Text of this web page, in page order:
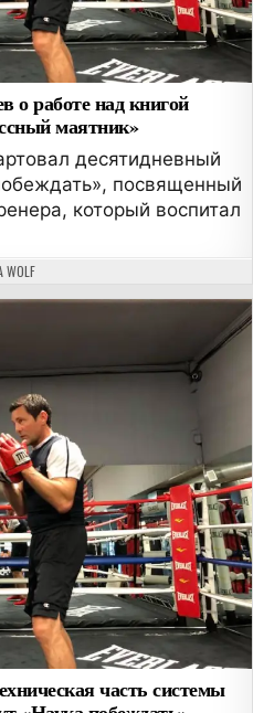
о работе над книгой
маятник»
десятидневный
посвященный
который воспитал
WOLF
часть системы